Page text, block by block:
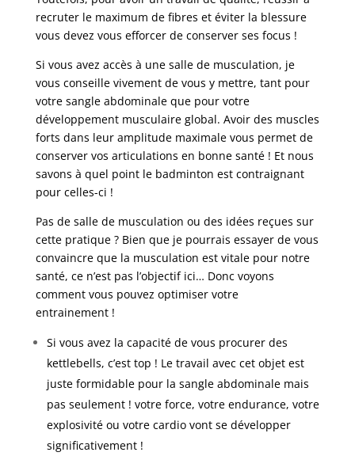
recruter le maximum de fibres et éviter la blessure
vous devez vous efforcer de conserver ses focus !
Si vous avez accès à une salle de musculation, je
vous conseille vivement de vous y mettre, tant pour
votre sangle abdominale que pour votre
développement musculaire global. Avoir des muscles
forts dans leur amplitude maximale vous permet de
conserver vos articulations en bonne santé ! Et nous
savons à quel point le badminton est contraignant
pour celles-ci !
Pas de salle de musculation ou des idées reçues sur
cette pratique ? Bien que je pourrais essayer de vous
convaincre que la musculation est vitale pour notre
santé, ce n’est pas l’objectif ici… Donc voyons
comment vous pouvez optimiser votre
entrainement !
Si vous avez la capacité de vous procurer des
kettlebells, c’est top ! Le travail avec cet objet est
juste formidable pour la sangle abdominale mais
pas seulement ! votre force, votre endurance, votre
explosivité ou votre cardio vont se développer
significativement !